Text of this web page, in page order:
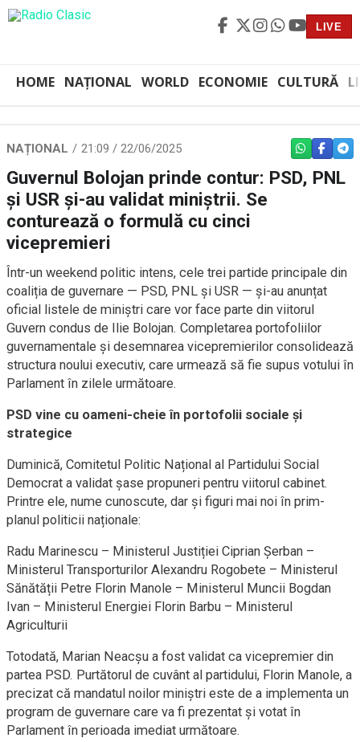
LIVE
HOME NAȚIONAL WORLD ECONOMIE CULTURĂ
NAȚIONAL 21:09 / 22/06/2025 WHATSAPP
Guvernul Bolojan prinde contur: PSD, PNL
și USR și-au validat miniștrii. Se
conturează o formulă cu cinci
vicepremieri
Într-un weekend politic intens, cele trei partide principale din
coaliția de guvernare — PSD, PNL și USR — și-au anunțat
oficial listele de miniștri care vor face parte din viitorul
Guvern condus de Ilie Bolojan. Completarea portofoliilor
guvernamentale și desemnarea vicepremierilor consolidează
structura noului executiv, care urmează să fie supus votului în
Parlament în zilele următoare.
PSD vine cu oameni-cheie în portofolii sociale și
strategice
Duminică, Comitetul Politic Național al Partidului Social
Democrat a validat șase propuneri pentru viitorul cabinet.
Printre ele, nume cunoscute, dar și figuri mai noi în prim-
planul politicii naționale:
Radu Marinescu – Ministerul Justiției Ciprian Șerban –
Ministerul Transporturilor Alexandru Rogobete – Ministerul
Sănătății Petre Florin Manole – Ministerul Muncii Bogdan
Ivan – Ministerul Energiei Florin Barbu – Ministerul
Agriculturii
Totodată, Marian Neacșu a fost validat ca vicepremier din
partea PSD. Purtătorul de cuvânt al partidului, Florin Manole, a
precizat că mandatul noilor miniștri este de a implementa un
program de guvernare care va fi prezentat și votat în
Parlament în perioada imediat următoare.